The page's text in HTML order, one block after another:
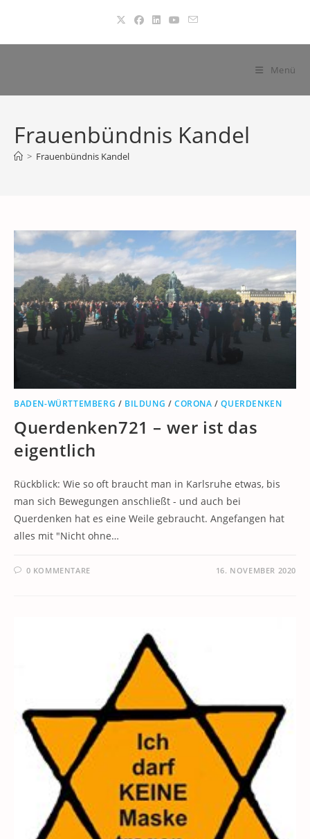
springen
Menü
Frauenbündnis Kandel
> Frauenbündnis Kandel
BADEN-WÜRTTEMBERG / BILDUNG /CORONA /QUERDENKEN
Querdenken721 – wer ist das
eigentlich
Rückblick: Wie so oft braucht man in Karlsruhe etwas, bis
man sich Bewegungen anschließt - und auch bei
Querdenken hat es eine Weile gebraucht. Angefangen hat
alles mit "Nicht ohne…
0 KOMMENTARE 16. NOVEMBER 2020